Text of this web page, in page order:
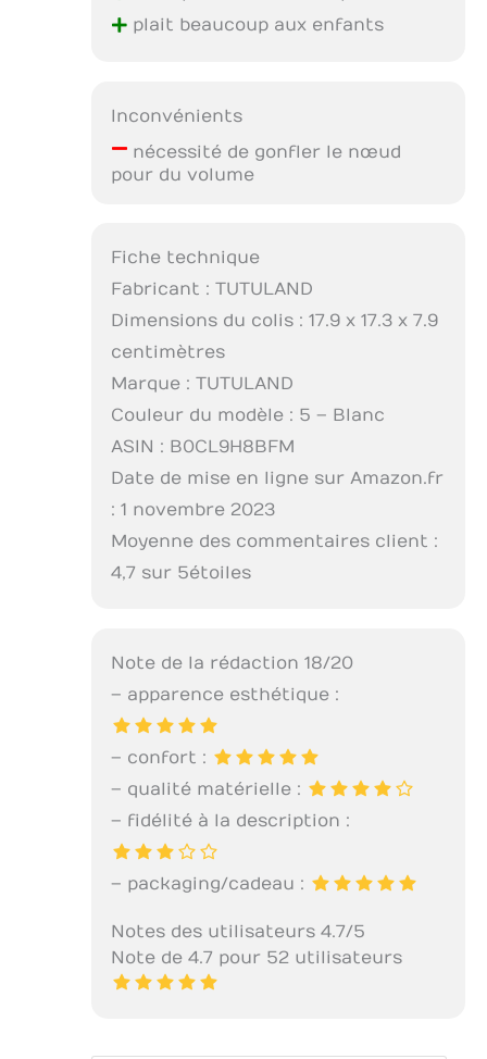
+plait beaucoup aux enfants
Inconvénients
–nécessité de gonfler le nœud
pour du volume
Fiche technique
Fabricant : TUTULAND
Dimensions du colis : 17.9 x 17.3 x 7.9
centimètres
Marque : TUTULAND
Couleur du modèle : 5 – Blanc
ASIN : B0CL9H8BFM
Date de mise en ligne sur Amazon.fr
: 1 novembre 2023
Moyenne des commentaires client :
4,7 sur 5 étoiles
Note de la rédaction 18/20
– apparence esthétique :
– confort :
– qualité matérielle :
– fidélité à la description :
– packaging/cadeau :
Notes des utilisateurs 4.7/5
Note de 4.7 pour 52 utilisateurs